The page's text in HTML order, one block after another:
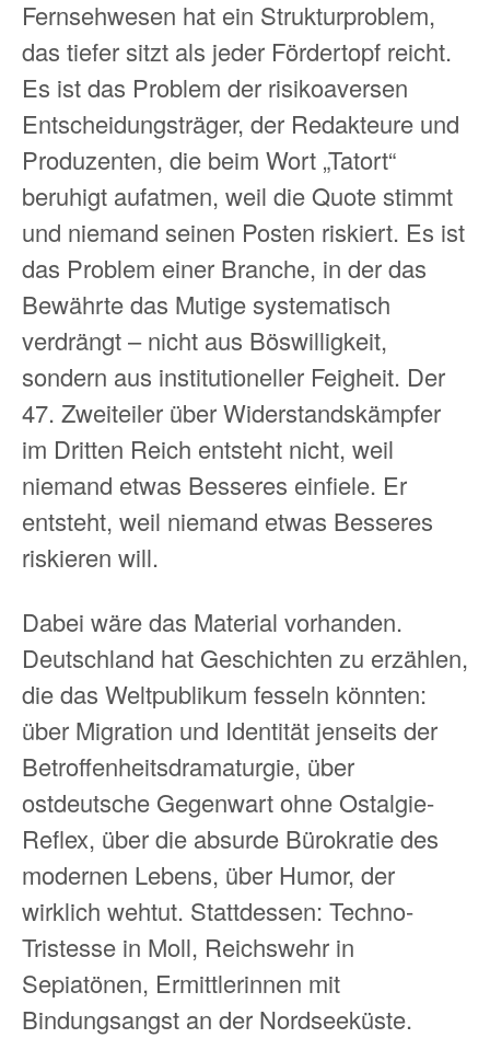
Fernsehwesen hat ein Strukturproblem,
das tiefer sitzt als jeder Fördertopf reicht.
Es ist das Problem der risikoaversen
Entscheidungsträger, der Redakteure und
Produzenten, die beim Wort „Tatort“
beruhigt aufatmen, weil die Quote stimmt
und niemand seinen Posten riskiert. Es ist
das Problem einer Branche, in der das
Bewährte das Mutige systematisch
verdrängt – nicht aus Böswilligkeit,
sondern aus institutioneller Feigheit. Der
47. Zweiteiler über Widerstandskämpfer
im Dritten Reich entsteht nicht, weil
niemand etwas Besseres einfiele. Er
entsteht, weil niemand etwas Besseres
riskieren will.
Dabei wäre das Material vorhanden.
Deutschland hat Geschichten zu erzählen,
die das Weltpublikum fesseln könnten:
über Migration und Identität jenseits der
Betroffenheitsdramaturgie, über
ostdeutsche Gegenwart ohne Ostalgie-
Reflex, über die absurde Bürokratie des
modernen Lebens, über Humor, der
wirklich wehtut. Stattdessen: Techno-
Tristesse in Moll, Reichswehr in
Sepiatönen, Ermittlerinnen mit
Bindungsangst an der Nordseeküste.